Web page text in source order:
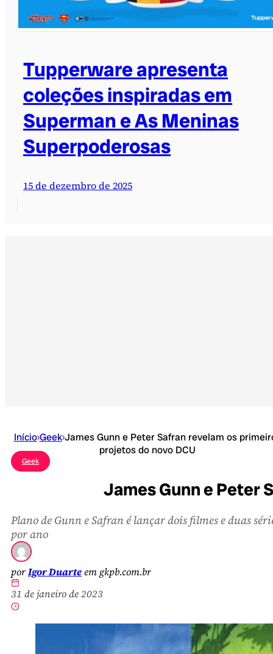
Tupperware apresenta
coleções inspiradas em
Superman e As Meninas
Superpoderosas
15 de dezembro de 2025
Início›Geek›James Gunn e Peter Safran revelam os
projetos do novo DCU
Geek
James Gunn e Peter
Plano de Gunn e Safran é lançar dois filmes e duas
por ano
porIgor Duarteem gkpb.com.br
31 de janeiro de 2023